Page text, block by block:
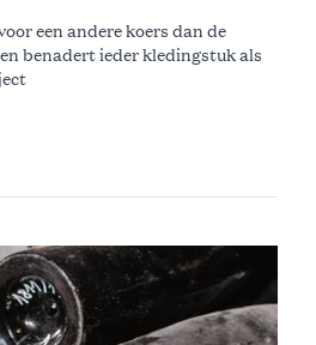
een andere koers dan de
benadert ieder kledingstuk als